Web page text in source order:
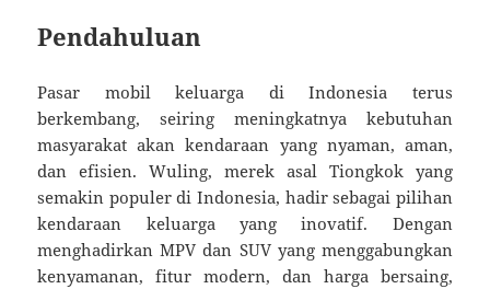
Pendahuluan
Pasar mobil keluarga di Indonesia terus
berkembang, seiring meningkatnya kebutuhan
masyarakat akan kendaraan yang nyaman, aman,
dan efisien. Wuling, merek asal Tiongkok yang
semakin populer di Indonesia, hadir sebagai pilihan
kendaraan keluarga yang inovatif. Dengan
menghadirkan MPV dan SUV yang menggabungkan
kenyamanan, fitur modern, dan harga bersaing,